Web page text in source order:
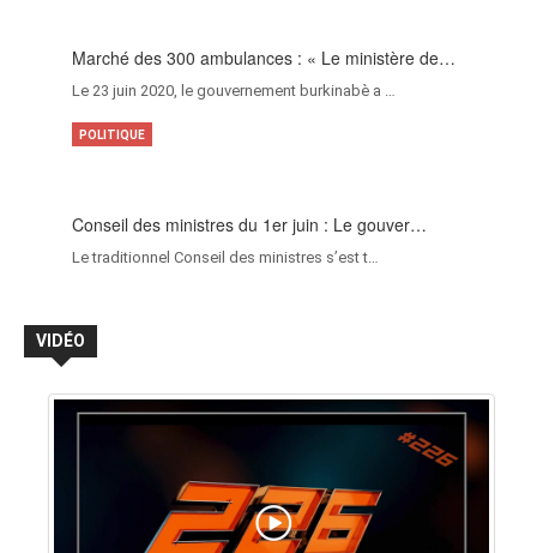
Marché des 300 ambulances : « Le ministère de…
Le 23 juin 2020, le gouvernement burkinabè a …
Conseil des ministres du 1er juin : Le gouver…
Le traditionnel Conseil des ministres s’est t…
POLITIQUE
VIDÉO